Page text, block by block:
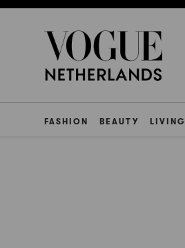
FASHION BEAUTY LIVING